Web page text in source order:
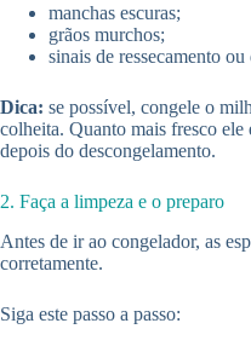
manchas escuras;
grãos murchos;
sinais de ressecamento ou
Dica: se possível, congele o
colheita. Quanto mais fresco ele
depois do descongelamento.
2. Faça a limpeza e o preparo
Antes de ir ao congelador, as
corretamente.
Siga este passo a passo: